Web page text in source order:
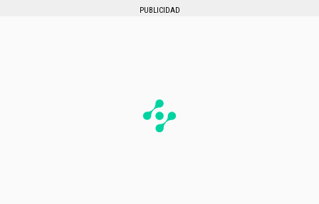
PUBLICIDAD